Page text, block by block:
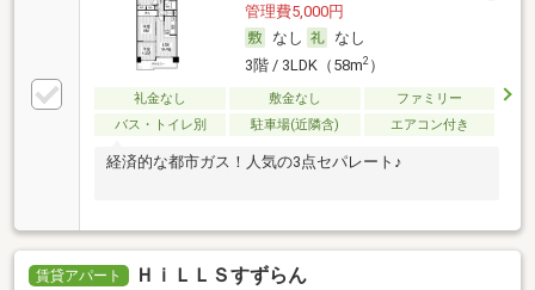
管理費5,000円
なし
なし
3階 / 3LDK（58m2）
礼金なし 敷金なし
ファミリー
バス・トイレ別
駐車場(近隣含) エアコン付き
経済的な都市ガス！人気の3点セパレート♪
賃貸アパート ＨｉＬＬＳすずらん